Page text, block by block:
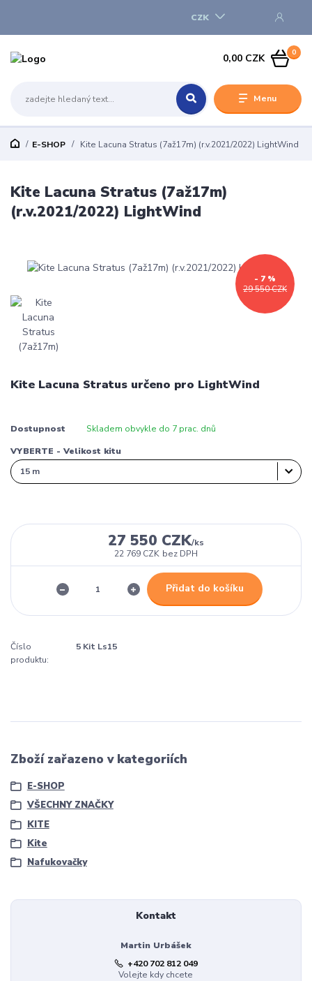
Menu
CZK
0
0,00 CZK
E-SHOP Kite Lacuna Stratus (7až17m) (r.v.2021/2022) LightWind
Kite Lacuna Stratus (7až17m)
(r.v.2021/2022) LightWind
29 550 CZK
- 7 %
Kite Lacuna Stratus určeno pro LightWind
Dostupnost Skladem obvykle do 7 prac. dnů
VYBERTE - Velikost kitu
27 550 CZK/ks
22 769 CZK bez DPH
Přidat do košíku
Číslo
produktu:
5 Kit Ls15
Zboží zařazeno v kategoriích
E-SHOP
VŠECHNY ZNAČKY
KITE
Kite
Nafukovačky
Kontakt
Martin Urbášek
+420 702 812 049
Volejte kdy chcete